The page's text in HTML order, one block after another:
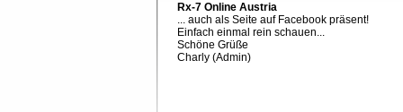
Rx-7 Online Austria
... auch als Seite auf Facebook präsent!
Einfach einmal rein schauen...
Schöne Grüße
Charly (Admin)